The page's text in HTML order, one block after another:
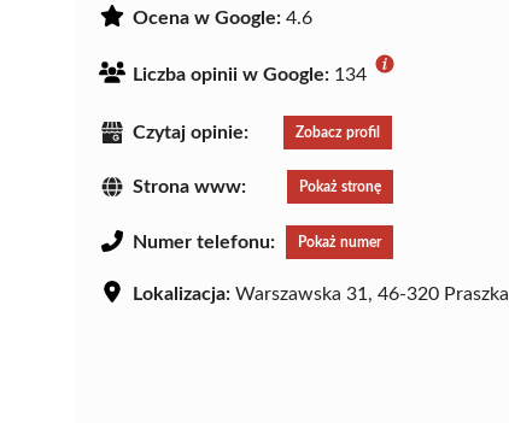
Ocena w Google: 4.6
Liczba opinii w Google: 134
Czytaj opinie: Zobacz profil
Strona www: Pokaż stronę
Numer telefonu: Pokaż numer
Lokalizacja: Warszawska 31, 46-320 Praszka